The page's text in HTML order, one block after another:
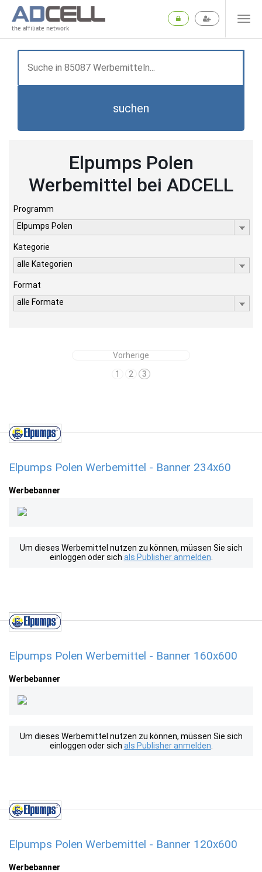
the affiliate network
suchen
Elpumps Polen
Werbemittel bei ADCELL
Programm
Elpumps Polen
Kategorie
alle Kategorien
Format
alle Formate
Vorherige
1
2 3
Elpumps Polen Werbemittel - Banner 234x60
Werbebanner
Um dieses Werbemittel nutzen zu können, müssen Sie sich
einloggen oder sich als Publisher anmelden
Elpumps Polen Werbemittel - Banner 160x600
Werbebanner
Um dieses Werbemittel nutzen zu können, müssen Sie sich
einloggen oder sich als Publisher anmelden
Elpumps Polen Werbemittel - Banner 120x600
Werbebanner